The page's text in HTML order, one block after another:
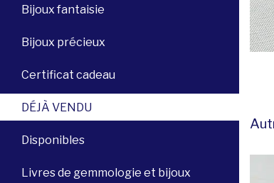
Bijoux fantaisie
Bijoux précieux
Certificat cadeau
DÉJÀ VENDU
Disponibles
Livres de gemmologie et bijoux